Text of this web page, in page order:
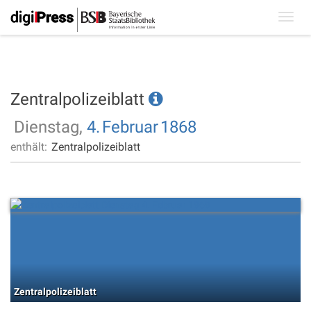
Zentralpolizeiblatt
Dienstag, 4. Februar1868
enthält: Zentralpolizeiblatt
Zentralpolizeiblatt